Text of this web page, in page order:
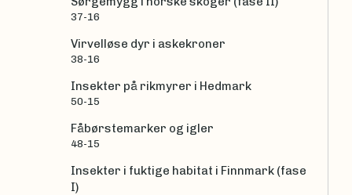
37-16
Virvelløse dyr i askekroner
38-16
Insekter på rikmyrer i Hedmark
50-15
Fåbørstemarker og igler
48-15
Insekter i fuktige habitat i Finnmark (fase
I)